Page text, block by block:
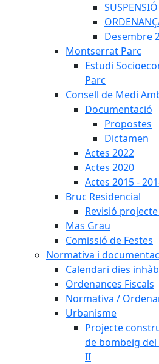
Desembre
Montserrat Parc
Estudi
Parc
Consell de Medi
Documentació
Propostes
Dictamen
Actes 2022
Actes 2020
Actes 2015 -
Bruc Residencial
Revisió
Mas Grau
Comissió de Festes
Normativa i
Calendari dies
Ordenances Fiscals
Normativa /
Urbanisme
Projecte
de bombeig del
II